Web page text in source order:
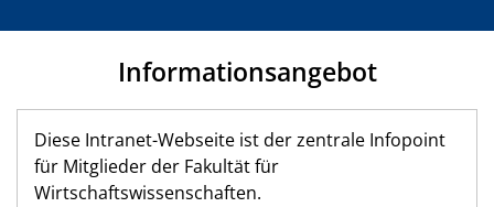
Informationsangebot
Diese Intranet-Webseite ist der zentrale Infopoint
für Mitglieder der Fakultät für
Wirtschaftswissenschaften.